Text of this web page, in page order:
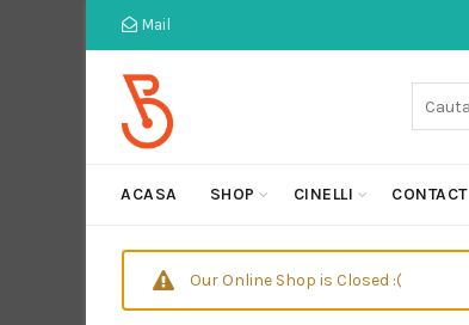
Mail
ACASA SHOP CINELLI CONTACT
Our Online Shop is Closed :(